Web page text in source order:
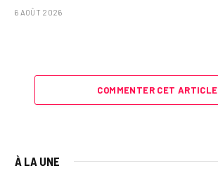
6 AOÛT 2026
COMMENTER CET ARTICLE
À LA UNE